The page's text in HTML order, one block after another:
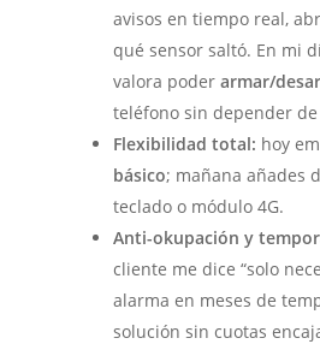
avisos en tiempo real,
qué sensor saltó. En mi
valora poderarmar/
teléfono sin depender
Flexibilidad total: hoy
básico; mañana añades
teclado o módulo 4G.
Anti-okupación y
cliente me dice “solo
alarma en meses de
solución sin cuotas